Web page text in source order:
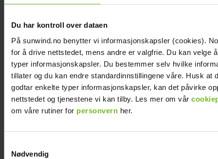
Du har kontroll over dataen
På sunwind.no benytter vi informasjonskapsler (cookies).
for å drive nettstedet, mens andre er valgfrie. Du kan velge
typer informasjonskapsler. Du bestemmer selv hvilke
tillater og du kan endre standardinnstillingene våre. Husk at
godtar enkelte typer informasjonskapsler, kan det påvirke
nettstedet og tjenestene vi kan tilby. Les mer om vår
om våre rutiner for personvern her.
Nødvendig
Brännare Smart SD, Trend Äldre SD + Trend
Ohio
Tillfälligt slut / Beställningsvara